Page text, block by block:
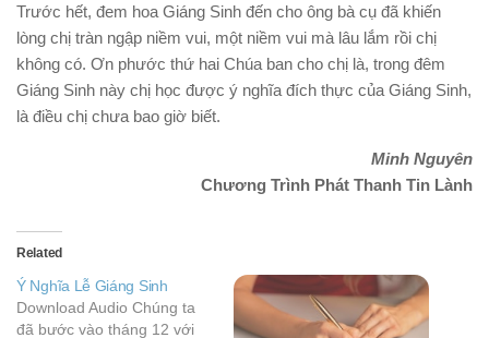
Trước hết, đem hoa Giáng Sinh đến cho ông bà cụ đã khiến
lòng chị tràn ngập niềm vui, một niềm vui mà lâu lắm rồi chị
không có. Ơn phước thứ hai Chúa ban cho chị là, trong đêm
Giáng Sinh này chị học được ý nghĩa đích thực của Giáng Sinh,
là điều chị chưa bao giờ biết.
Minh Nguyên
Chương Trình Phát Thanh Tin Lành
Related
Ý Nghĩa Lễ Giáng Sinh
Download Audio Chúng ta
đã bước vào tháng 12 với